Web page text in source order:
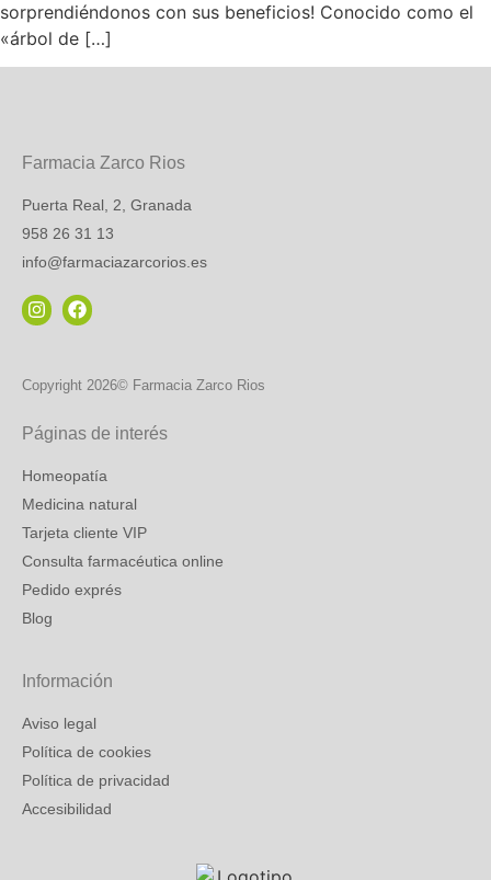
sorprendiéndonos con sus beneficios! Conocido como el
«árbol de […]
Farmacia Zarco Rios
Puerta Real, 2, Granada
958 26 31 13
info@farmaciazarcorios.es
Copyright 2026© Farmacia Zarco Rios
Páginas de interés
Homeopatía
Medicina natural
Tarjeta cliente VIP
Consulta farmacéutica online
Pedido exprés
Blog
Información
Aviso legal
Política de cookies
Política de privacidad
Accesibilidad